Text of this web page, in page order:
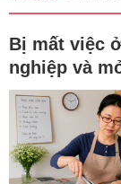
Bị mất việc
nghiệp và